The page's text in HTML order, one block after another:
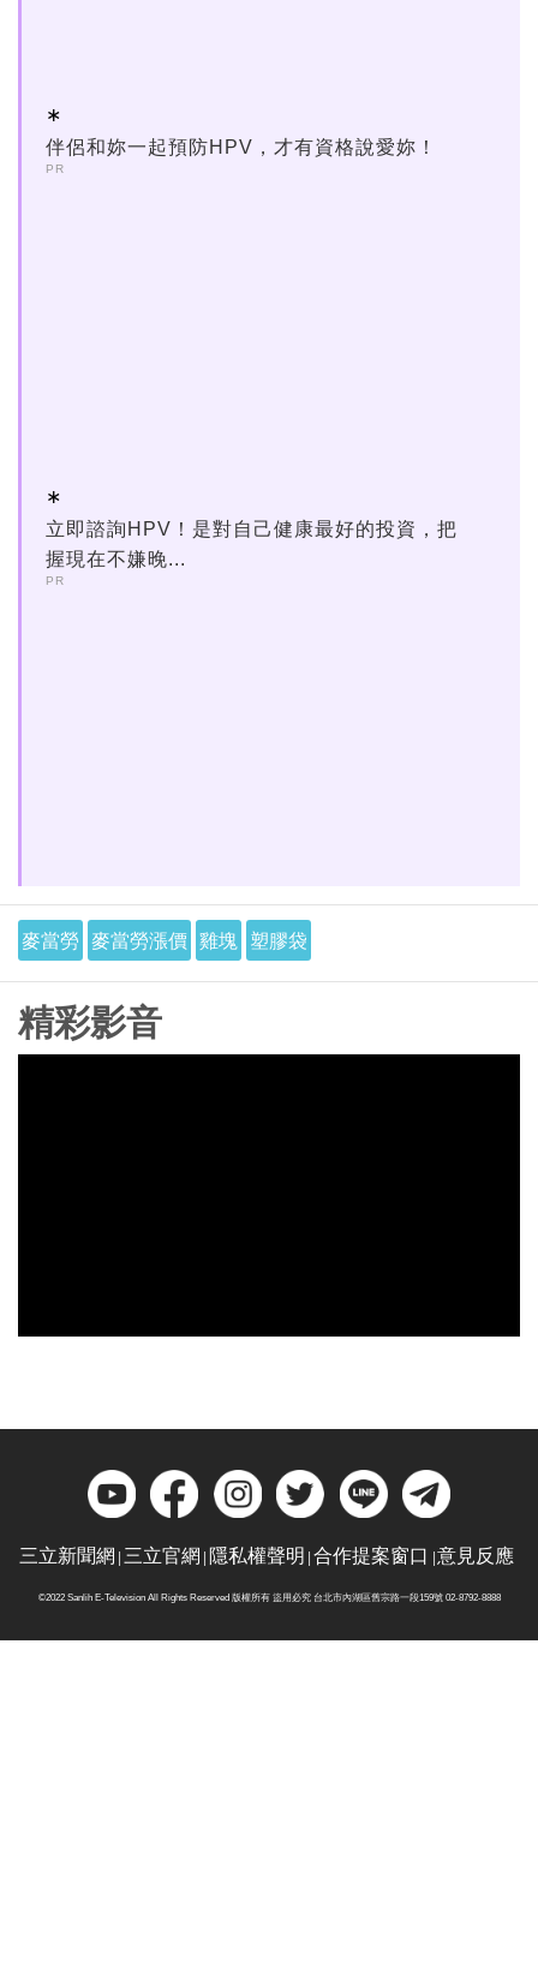
伴侶和妳一起預防HPV，才有資格說愛妳！
PR
立即諮詢HPV！是對自己健康最好的投資，把
握現在不嫌晚...
PR
麥當勞 麥當勞漲價 雞塊 塑膠袋
精彩影音
三立新聞網 三立官網 隱私權聲明 合作提案窗口 意見反應
©2022 Sanlih E-Television All Rights Reserved 版權所有 盜用必究 台北市內湖區舊宗路一段159號 02-8792-8888